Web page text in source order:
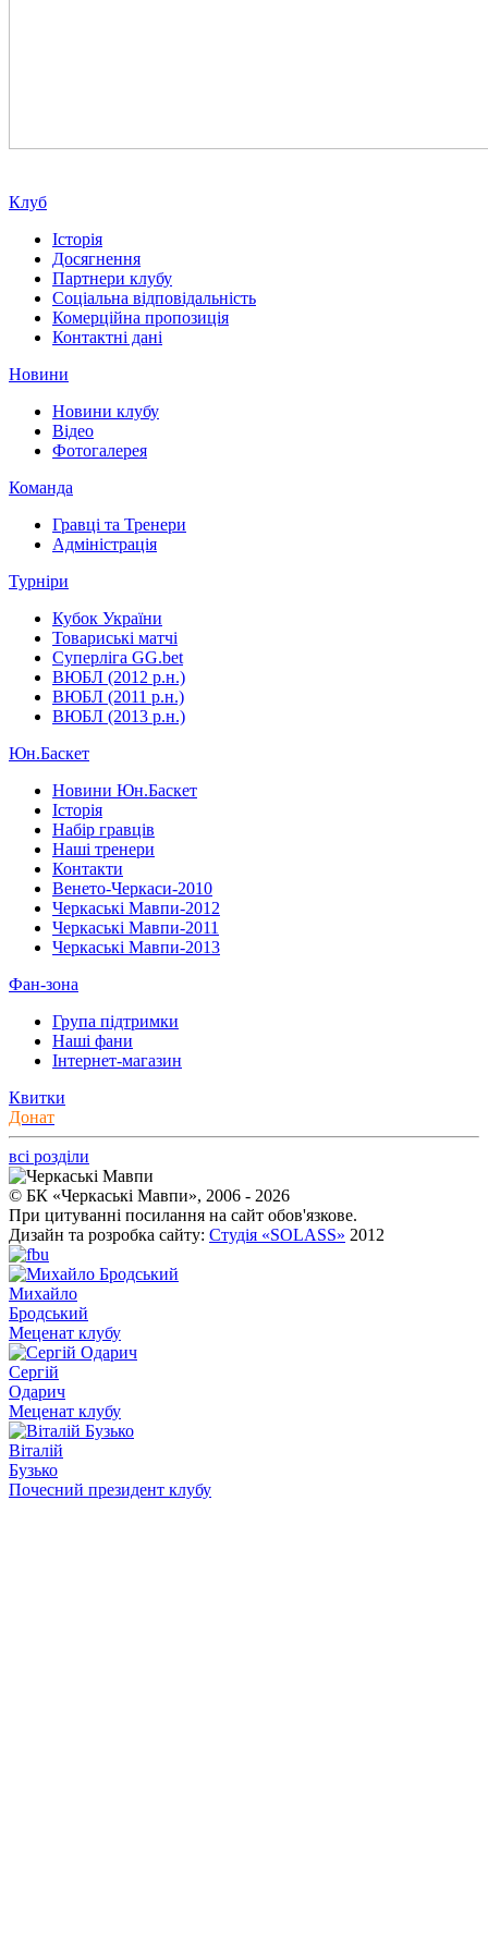
Клуб
Історія
Досягнення
Партнери клубу
Соціальна відповідальність
Комерційна пропозиція
Контактні дані
Новини
Новини клубу
Відео
Фотогалерея
Команда
Гравці та Тренери
Адміністрація
Турніри
Кубок України
Товариські матчі
Суперліга GG.bet
ВЮБЛ (2012 р.н.)
ВЮБЛ (2011 р.н.)
ВЮБЛ (2013 р.н.)
Юн.Баскет
Новини Юн.Баскет
Історія
Набір гравців
Наші тренери
Контакти
Венето-Черкаси-2010
Черкаські Мавпи-2012
Черкаські Мавпи-2011
Черкаські Мавпи-2013
Фан-зона
Група підтримки
Наші фани
Інтернет-магазин
Квитки
Донат
всі розділи
© БК «Черкаські Мавпи», 2006 - 2026
При цитуванні посилання на сайт обов'язкове.
Дизайн та розробка сайту: Студія «SOLASS» 2012
Михайло
Бродський
Меценат клубу
Сергій
Одарич
Меценат клубу
Віталій
Бузько
Почесний президент клубу